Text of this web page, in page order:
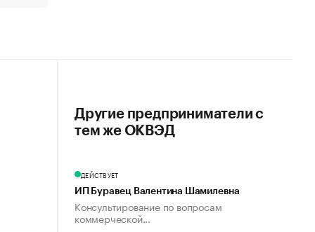
Другие предприниматели с
тем же ОКВЭД
ДЕЙСТВУЕТ
ИП Буравец Валентина Шамилевна
Консультирование по вопросам
коммерческой...